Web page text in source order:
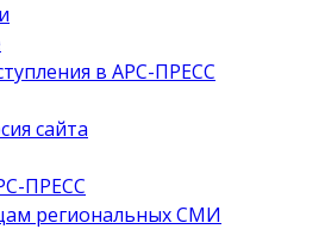
в АРС-ПРЕСС
сайта
ПРЕСС
региональных СМИ